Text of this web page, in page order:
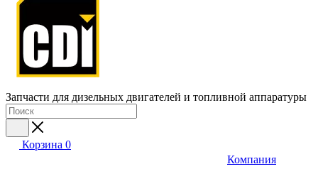
Запчасти для дизельных двигателей и топливной аппаратуры
Корзина 0
Компания